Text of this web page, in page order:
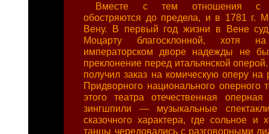
Вместе с тем отношения с
обостряются до предела, и в 1781 г.
Вену. В первый год жизни в Вене
Моцарту благосклонной, хотя
императорском дворе надежды не
преклонение перед итальянской
получил заказ на комическую оперу на
Придворного национального оперного
этого театра отечественная
зингшпили — музыкальные
сказочного характера, где сольное и
танцы чередовались с разговорными